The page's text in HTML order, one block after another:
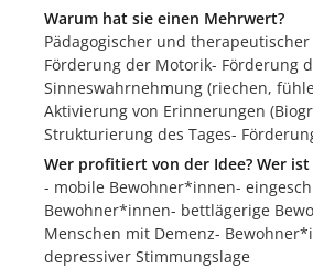
Warum hat sie einen Mehrwert?
Pädagogischer und
Förderung der Motorik- Förderung
Sinneswahrnehmung (riechen,
Aktivierung von Erinnerungen
Strukturierung des Tages-
Wer profitiert von der Idee? Wer
- mobile Bewohner*innen-
Bewohner*innen- bettlägerige
Menschen mit Demenz-
depressiver Stimmungslage